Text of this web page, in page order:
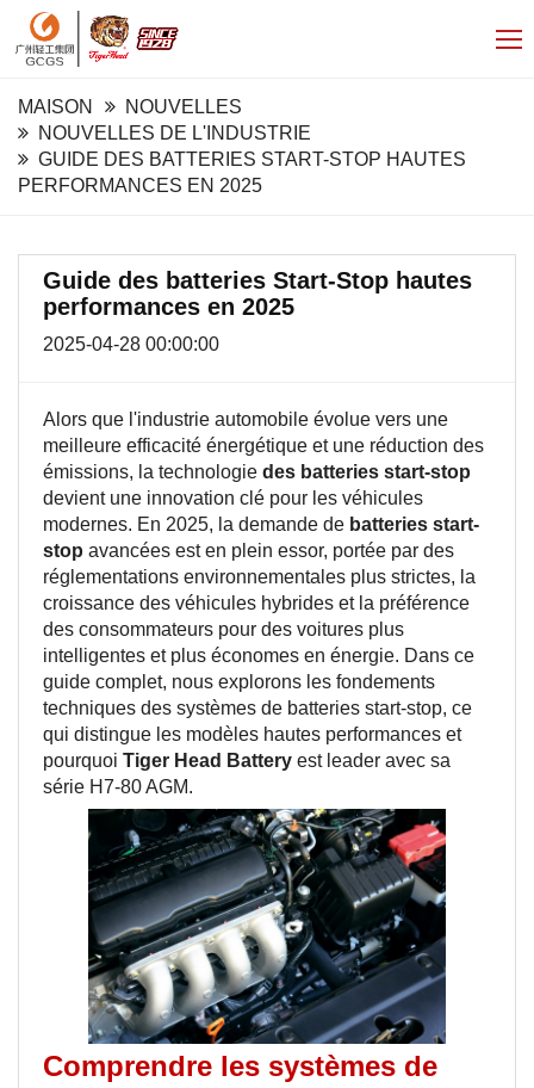
MAISON
NOUVELLES
NOUVELLES DE L'INDUSTRIE
GUIDE DES BATTERIES START-STOP HAUTES
PERFORMANCES EN 2025
Guide des batteries Start-Stop hautes
performances en 2025
2025-04-28 00:00:00
Alors que l'industrie automobile évolue vers une
meilleure efficacité énergétique et une réduction des
émissions, la technologie des batteries start-stop
devient une innovation clé pour les véhicules
modernes. En 2025, la demande de batteries start-
stop avancées est en plein essor, portée par des
réglementations environnementales plus strictes, la
croissance des véhicules hybrides et la préférence
des consommateurs pour des voitures plus
intelligentes et plus économes en énergie. Dans ce
guide complet, nous explorons les fondements
techniques des systèmes de batteries start-stop, ce
qui distingue les modèles hautes performances et
pourquoi Tiger Head Battery est leader avec sa
série H7-80 AGM.
Comprendre les systèmes de